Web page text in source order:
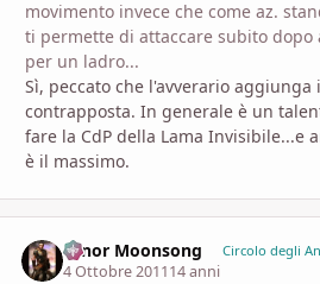
movimento invece che come az.
ti permette di attaccare subito dopo
per un ladro...
Sì, peccato che l'avverario aggiunga
contrapposta. In generale è un
fare la CdP della Lama Invisibile...e
è il massimo.
Hinor Moonsong Circolo degli
4 Ottobre 201114 anni